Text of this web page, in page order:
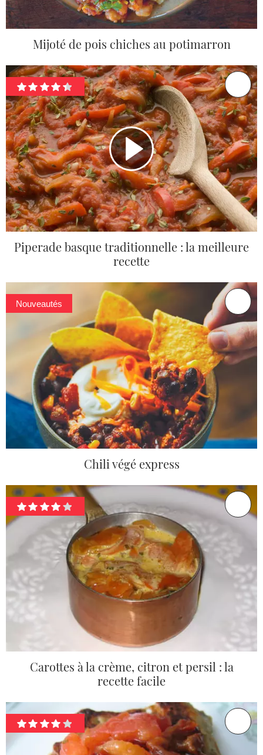
Mijoté de pois chiches au potimarron
Piperade basque traditionnelle : la meilleure
recette
Nouveautés
Chili végé express
Carottes à la crème, citron et persil : la
recette facile